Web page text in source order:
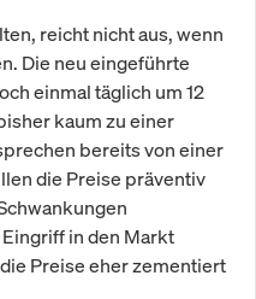
reicht nicht aus, wenn
Die neu eingeführte
einmal täglich um 12
kaum zu einer
bereits von einer
die Preise präventiv
in den Markt
Preise eher zementiert